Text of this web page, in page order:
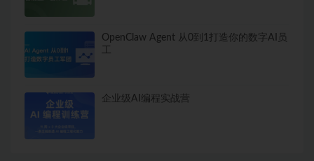
OpenClaw Agent 从0到1打造你的数字AI员
企业级AI编程实战营